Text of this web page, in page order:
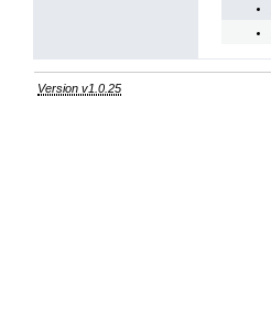
Version v1.0.25